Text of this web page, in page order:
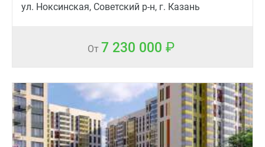
ул. Ноксинская, Советский р-н, г. Казань
От 7 230 000